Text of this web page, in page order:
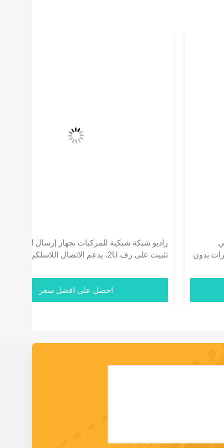
تثبيت على رف 2U، يدعم الاتصال اللاسلكي بدون بوابة
احصل على افضل سعر